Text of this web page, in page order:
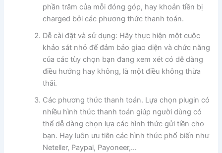
phần trăm của mỗi đóng góp, hay khoản tiền bị
charged bởi các phương thức thanh toán.
Dễ cài đặt và sử dụng: Hãy thực hiện một cuộc
khảo sát nhỏ để đảm bảo giao diện và chức năng
của các tùy chọn bạn đang xem xét có dễ dàng
điều hướng hay không, là một điều không thừa
thãi.
Các phương thức thanh toán. Lựa chọn plugin có
nhiều hình thức thanh toán giúp người dùng có
thể dễ dàng chọn lựa các hình thức gửi tiền cho
bạn. Hay luôn ưu tiên các hình thức phổ biến như
Neteller, Paypal, Payoneer,…